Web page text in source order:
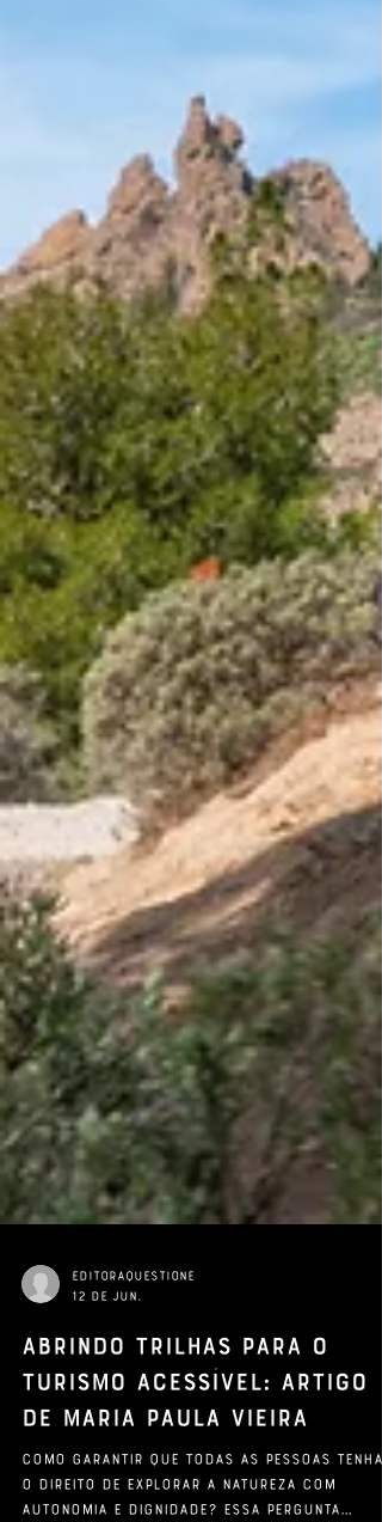
Abrindo trilhas para o
turismo acessível: artigo
de Maria Paula Vieira
Como garantir que todas as pessoas
o direito de explorar a natureza com